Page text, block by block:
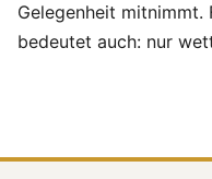
Gelegenheit
bedeutet auch: nur